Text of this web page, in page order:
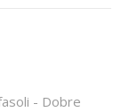
- Dobre